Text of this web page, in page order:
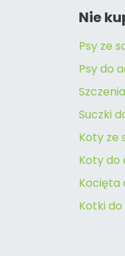
Nie
Psy ze
Psy do
Suczki
Koty ze
Koty do
Kocięta
Kotki